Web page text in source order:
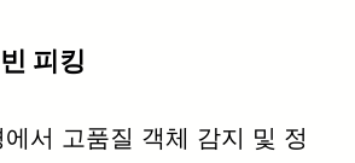
피킹
서 고품질 객체 감지 및 정